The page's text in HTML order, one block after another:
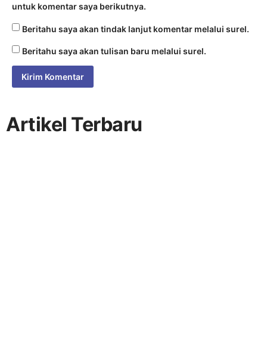
untuk komentar saya berikutnya.
Beritahu saya akan tindak lanjut komentar melalui surel.
Beritahu saya akan tulisan baru melalui surel.
Artikel Terbaru